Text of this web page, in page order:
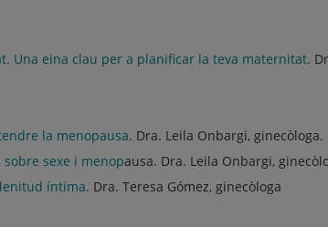
Una eina clau per a planificar la teva maternitat.
la menopausa. Dra. Leila Onbargi, ginecòloga.
sexe i menopausa. Dra. Leila Onbargi,
íntima. Dra. Teresa Gómez, ginecòloga